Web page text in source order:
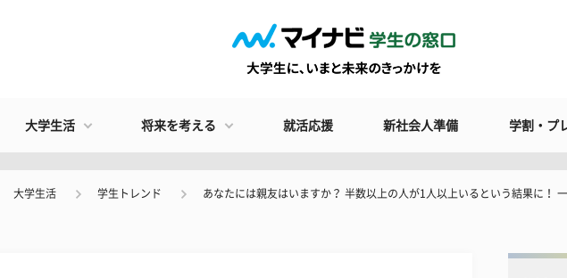
大学生活 将来を考える 就活応援 新社会人準備 学割・プ
大学生活 学生トレンド あなたには親友はいますか？ 半数以上の人が1人以上いるという結果に！